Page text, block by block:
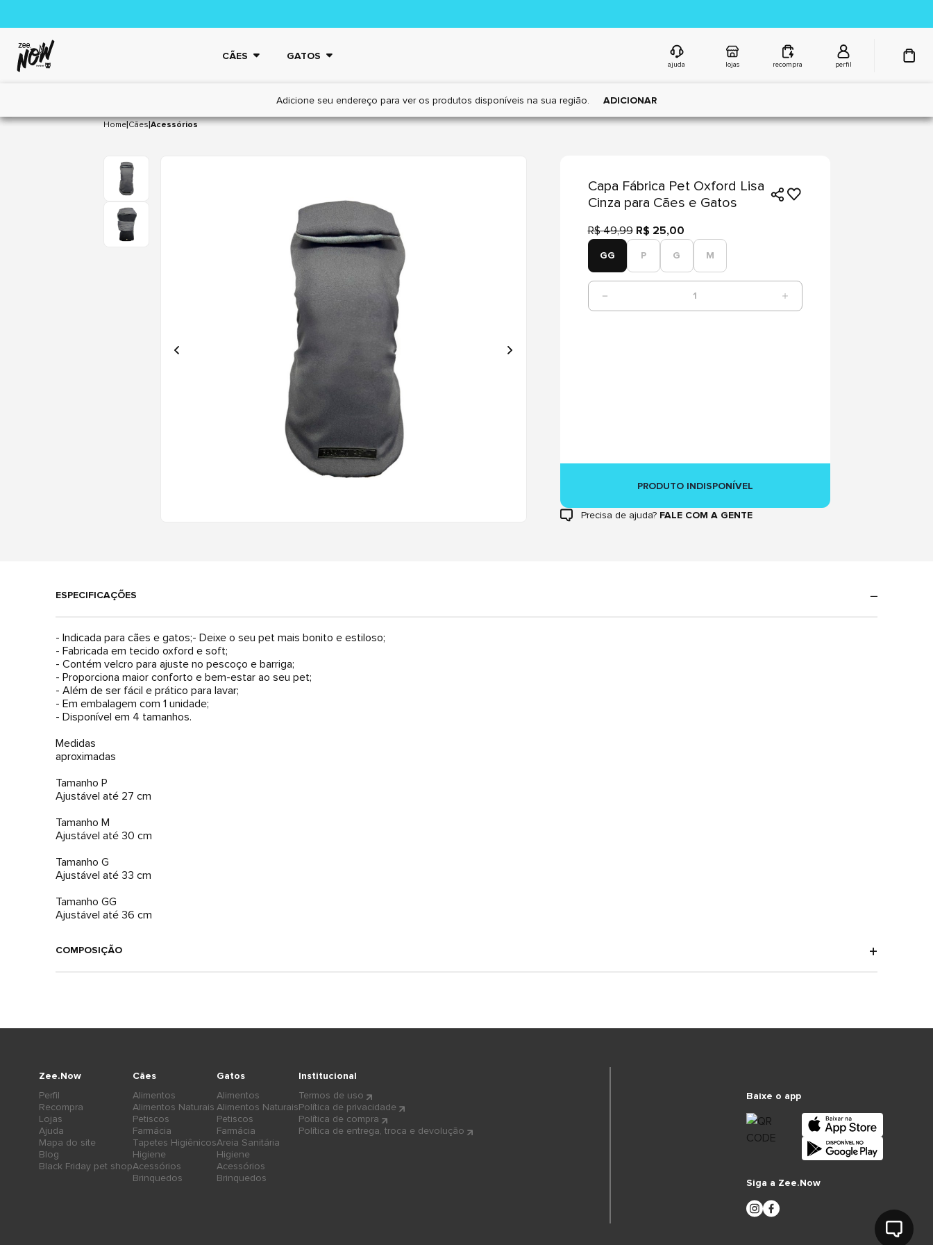
CÃES GATOS
ajuda lojas recompra perfil
Adicione seu endereço para ver os produtos disponíveis na sua região. ADICIONAR
Home|Cães|Acessórios
Capa Fábrica Pet Oxford Lisa
Cinza para Cães e Gatos
R$ 49,99 R$ 25,00
GG P G M
1
PRODUTO INDISPONÍVEL
Precisa de ajuda? FALE COM A GENTE
ESPECIFICAÇÕES
- Indicada para cães e gatos;- Deixe o seu pet mais bonito e estiloso;
- Fabricada em tecido oxford e soft;
- Contém velcro para ajuste no pescoço e barriga;
- Proporciona maior conforto e bem-estar ao seu pet;
- Além de ser fácil e prático para lavar;
- Em embalagem com 1 unidade;
- Disponível em 4 tamanhos.
Medidas
aproximadas
Tamanho P
Ajustável até 27 cm
Tamanho M
Ajustável até 30 cm
Tamanho G
Ajustável até 33 cm
Tamanho GG
Ajustável até 36 cm
COMPOSIÇÃO
Cães
Alimentos
Alimentos Naturais
Petiscos
Farmácia
Tapetes Higiênicos
Higiene
Acessórios
Brinquedos
Gatos
Alimentos
Alimentos Naturais
Petiscos
Farmácia
Areia Sanitária
Higiene
Acessórios
Brinquedos
Zee.Now
Perfil
Recompra
Lojas
Ajuda
Mapa do site
Blog
Black Friday pet shop
Institucional
Termos de uso
Política de privacidade
Política de compra
Política de entrega, troca e devolução
Baixe o app
Siga a Zee.Now